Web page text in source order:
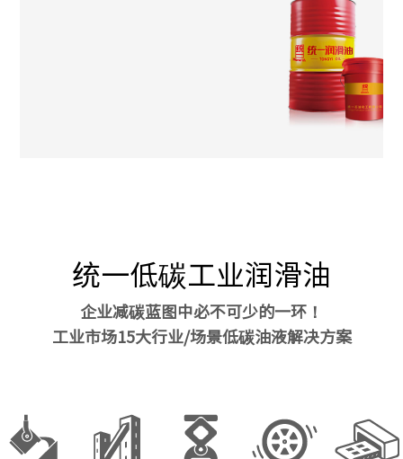
统一低碳工业润滑油
企业减碳蓝图中必不可少的一环！
工业市场15大行业/场景低碳油液解决方案